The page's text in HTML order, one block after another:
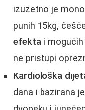
izuzetno je
punih 15kg,
efekta i
ne pristupi
Kardiološka
dana i bazirana